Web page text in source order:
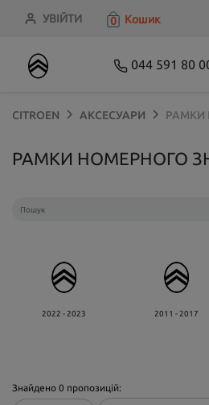
УВІЙТИ 0 Кошик
044 591 80
CITROEN АКСЕСУАРИ РАМКИ
РАМКИ НОМЕРНОГО
2022 - 2023 2011 - 2017
Знайдено 0 пропозицій: